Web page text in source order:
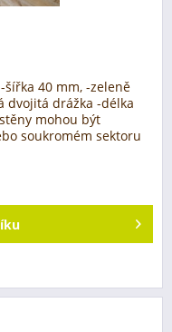
40 mm, -zeleně
dvojitá drážka -délka
mohou být
soukromém sektoru